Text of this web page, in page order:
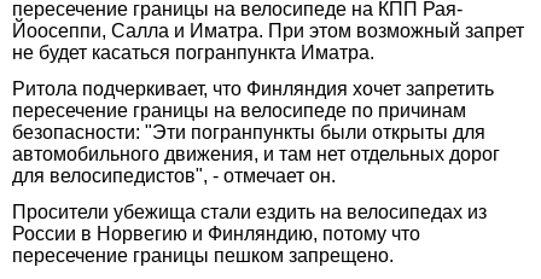
пересечение границы на велосипеде на КПП Рая-
Йоосеппи, Салла и Иматра. При этом возможный запрет
не будет касаться погранпункта Иматра.
Ритола подчеркивает, что Финляндия хочет запретить
пересечение границы на велосипеде по причинам
безопасности: "Эти погранпункты были открыты для
автомобильного движения, и там нет отдельных дорог
для велосипедистов", - отмечает он.
Просители убежища стали ездить на велосипедах из
России в Норвегию и Финляндию, потому что
пересечение границы пешком запрещено.